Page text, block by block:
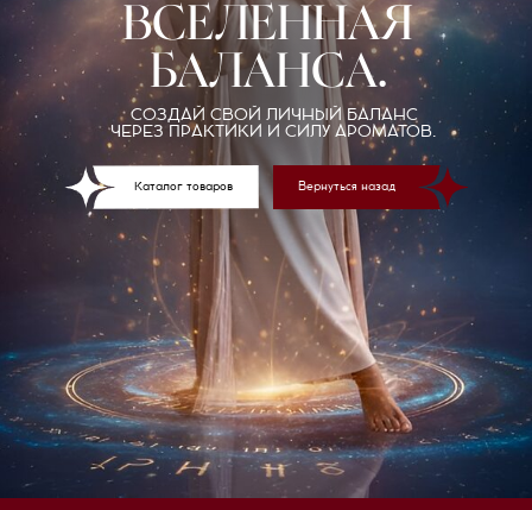
ВСЕЛЕННАЯ
БАЛАНСА.
СОЗДАЙ СВОЙ ЛИЧНЫЙ БАЛАНС
ЧЕРЕЗ ПРАКТИКИ И СИЛУ АРОМАТОВ.
Каталог товаров Вернуться назад